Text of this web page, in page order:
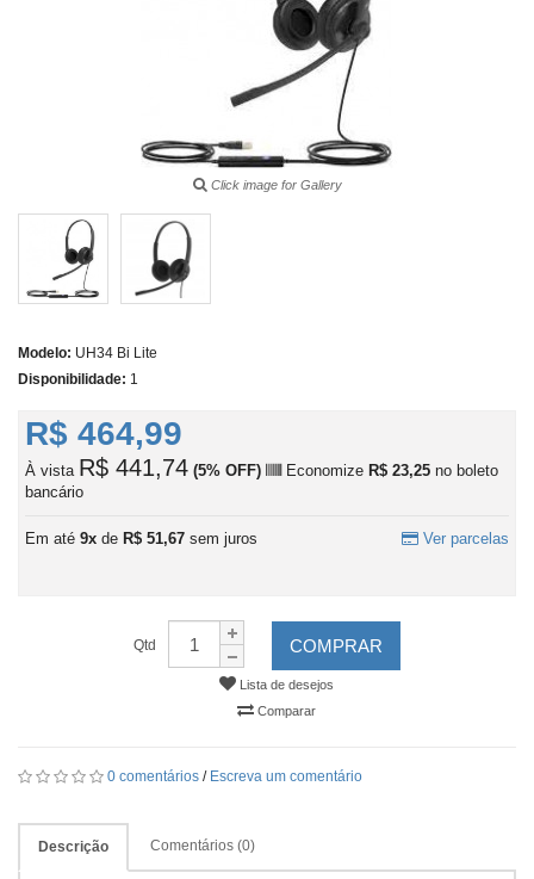
Click image for Gallery
Modelo: UH34 Bi Lite
Disponibilidade: 1
R$ 464,99
À vista R$ 441,74 (5% OFF) Economize R$ 23,25 no boleto
bancário
Em até 9x de R$ 51,67 sem juros Ver parcelas
Qtd COMPRAR
Lista de desejos
Comparar
0 comentários / Escreva um comentário
Descrição Comentários (0)